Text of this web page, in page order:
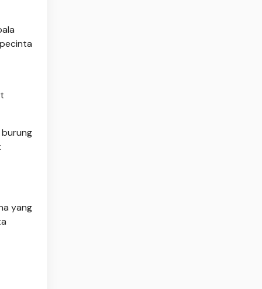
burung
yang